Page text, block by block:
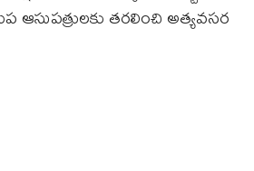
తరలించి అత్యవసర